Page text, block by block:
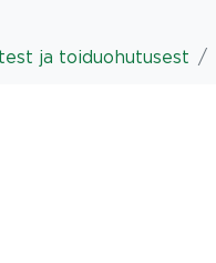
ja toiduohutusest